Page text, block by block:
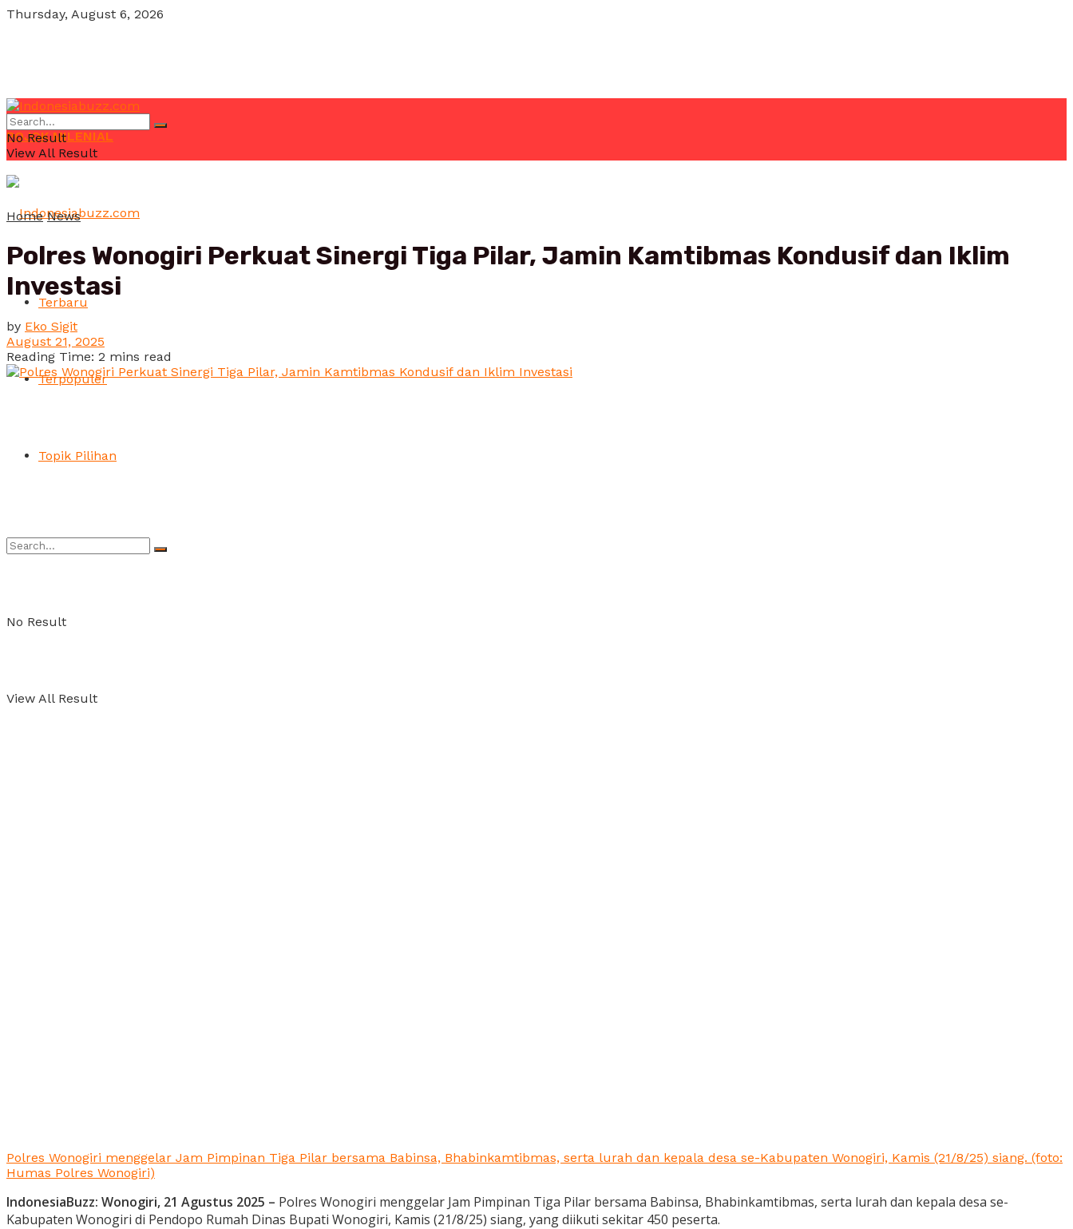
Thursday, August 6, 2026
POJOK MILENIAL
Terbaru
Terpopuler
Topik Pilihan
No Result
View All Result
No Result
View All Result
Home News
Polres Wonogiri Perkuat Sinergi Tiga Pilar, Jamin Kamtibmas Kondusif dan Iklim
Investasi
by Eko Sigit
August 21, 2025
Reading Time: 2 mins read
Polres Wonogiri menggelar Jam Pimpinan Tiga Pilar bersama Babinsa, Bhabinkamtibmas, serta lurah dan kepala desa se-Kabupaten Wonogiri, Kamis (21/8/25) siang. (foto:
Humas Polres Wonogiri)
IndonesiaBuzz: Wonogiri, 21 Agustus 2025 – Polres Wonogiri menggelar Jam Pimpinan Tiga Pilar bersama Babinsa, Bhabinkamtibmas, serta lurah dan kepala desa se-
Kabupaten Wonogiri di Pendopo Rumah Dinas Bupati Wonogiri, Kamis (21/8/25) siang, yang diikuti sekitar 450 peserta.